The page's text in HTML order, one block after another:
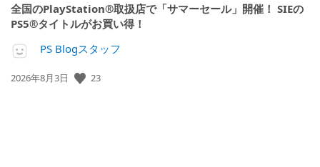
全国のPlayStation®取扱店で「サマーセール」開催！ SIEの
PS5®タイトルがお買い得！
PS Blogスタッフ
公
2026年8月3日 23